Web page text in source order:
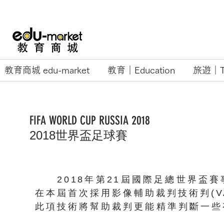
教育商城 edu-market 教育｜Education 旅遊｜
FIFA WORLD CUP RUSSIA 2018
2018世界盃足球賽
2018年第21屆國際足總世界盃賽
在本屆首次採用影像輔助裁判技術
此項技術將幫助裁判更能精準判斷一